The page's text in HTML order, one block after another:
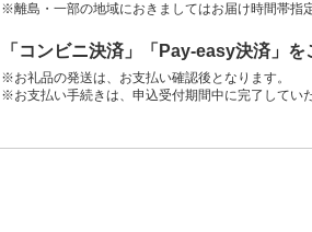
※離島・一部の地域におきましてはお届け時間帯指
「コンビニ決済」「Pay-easy決済」
※お礼品の発送は、お支払い確認後となります。
※お支払い手続きは、申込受付期間中に完了してい